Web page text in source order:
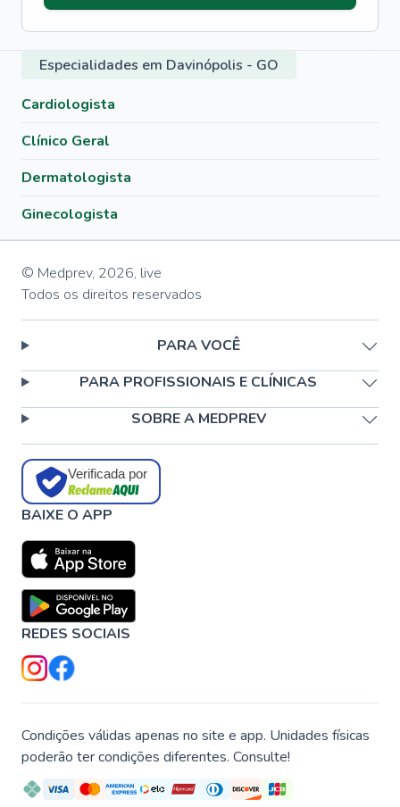
Especialidades em Davinópolis - GO
Cardiologista
Clínico Geral
Dermatologista
Ginecologista
© Medprev, 2026, live
Todos os direitos reservados
PARA VOCÊ
PARA PROFISSIONAIS E CLÍNICAS
SOBRE A MEDPREV
Verificada por
BAIXE O APP
REDES SOCIAIS
Condições válidas apenas no site e app. Unidades físicas
poderão ter condições diferentes. Consulte!